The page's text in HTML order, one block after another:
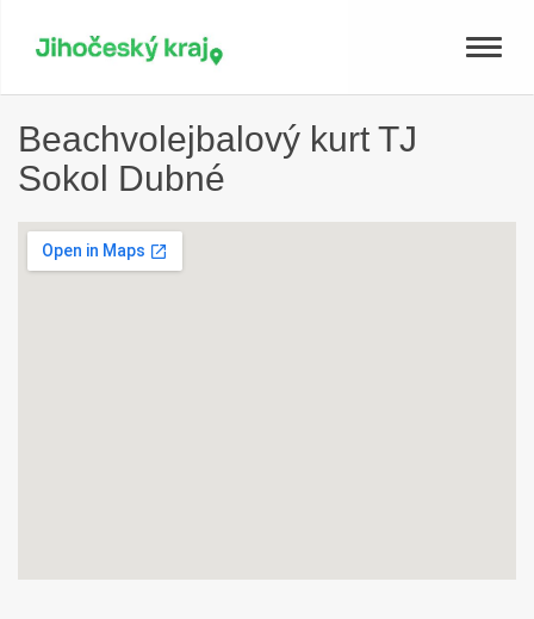
Toggle
Beachvolejbalový kurt TJ
Sokol Dubné